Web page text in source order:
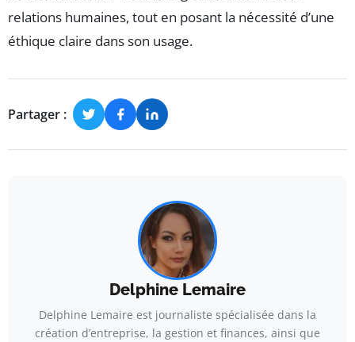
relations humaines, tout en posant la nécessité d’une
éthique claire dans son usage.
Partager :
Delphine Lemaire
Delphine Lemaire est journaliste spécialisée dans la
création d’entreprise, la gestion et finances, ainsi que